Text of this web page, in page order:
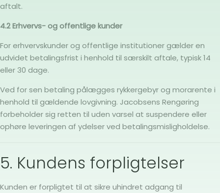
aftalt.
4.2 Erhvervs- og offentlige kunder
For erhvervskunder og offentlige institutioner gælder en
udvidet betalingsfrist i henhold til særskilt aftale, typisk 14
eller 30 dage.
Ved for sen betaling pålægges rykkergebyr og morarente i
henhold til gældende lovgivning. Jacobsens Rengøring
forbeholder sig retten til uden varsel at suspendere eller
ophøre leveringen af ydelser ved betalingsmisligholdelse.
5. Kundens forpligtelser
Kunden er forpligtet til at sikre uhindret adgang til